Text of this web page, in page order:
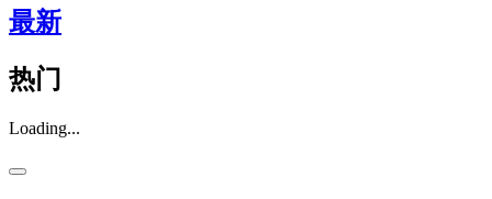
最新
热门
Loading...